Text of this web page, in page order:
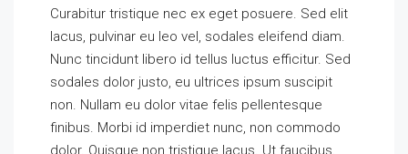
Curabitur tristique nec ex eget posuere. Sed elit
lacus, pulvinar eu leo vel, sodales eleifend diam.
Nunc tincidunt libero id tellus luctus efficitur. Sed
sodales dolor justo, eu ultrices ipsum suscipit
non. Nullam eu dolor vitae felis pellentesque
finibus. Morbi id imperdiet nunc, non commodo
dolor. Quisque non tristique lacus. Ut faucibus,